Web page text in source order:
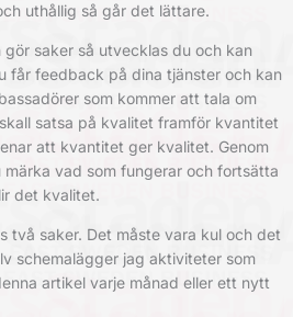
uthållig så går det lättare.
saker så utvecklas du och kan
får feedback på dina tjänster och kan
som kommer att tala om
satsa på kvalitet framför kvantitet
att kvantitet ger kvalitet. Genom
vad som fungerar och fortsätta
det kvalitet.
två saker. Det måste vara kul och det
schemalägger jag aktiviteter som
artikel varje månad eller ett nytt